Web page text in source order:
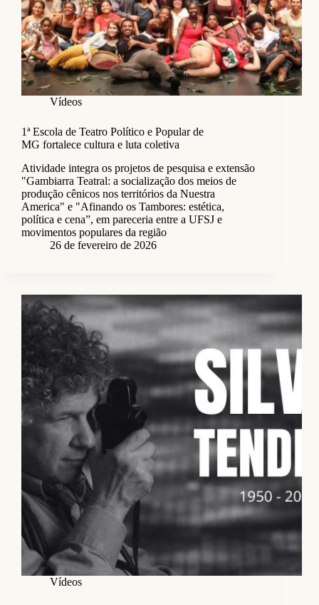
Vídeos
1ª Escola de Teatro Político e Popular de
MG fortalece cultura e luta coletiva
Atividade integra os projetos de pesquisa e extensão
"Gambiarra Teatral: a socialização dos meios de
produção cênicos nos territórios da Nuestra
America" e "Afinando os Tambores: estética,
política e cena”, em pareceria entre a UFSJ e
movimentos populares da região
26 de fevereiro de 2026
Vídeos